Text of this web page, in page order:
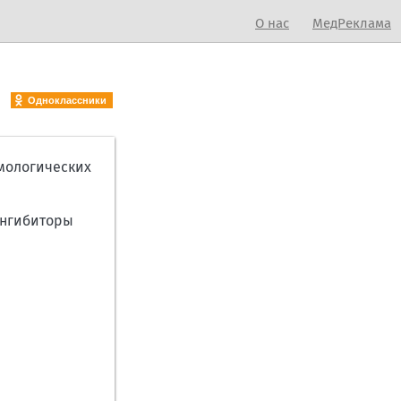
О нас МедРеклама
Одноклассники